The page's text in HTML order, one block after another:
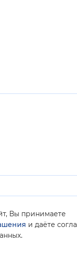
Вы принимаете
и даёте
.